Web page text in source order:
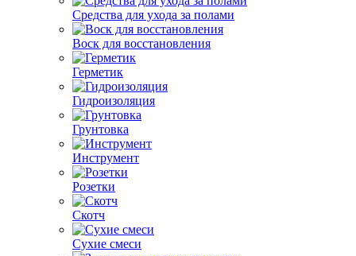
Средства для ухода за полами
Воск для восстановления
Герметик
Гидроизоляция
Грунтовка
Инструмент
Розетки
Скотч
Сухие смеси